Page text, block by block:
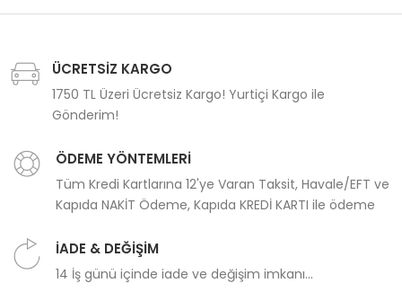
ÜCRETSİZ KARGO
1750 TL Üzeri Ücretsiz Kargo! Yurtiçi Kargo ile
Gönderim!
ÖDEME YÖNTEMLERİ
Tüm Kredi Kartlarına 12'ye Varan Taksit, Havale/EFT ve
Kapıda NAKİT Ödeme, Kapıda KREDİ KARTI ile ödeme
İADE & DEĞİŞİM
14 İş günü içinde iade ve değişim imkanı...